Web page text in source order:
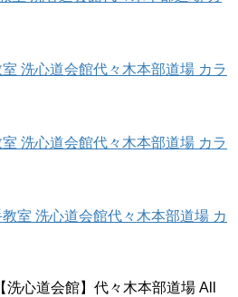
洗心道会館代々木本部道場 カラ
洗心道会館代々木本部道場 カラ
室 洗心道会館代々木本部道場 カ
心道会館】代々木本部道場 All